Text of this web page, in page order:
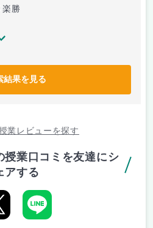
楽勝
結果を見る
業レビューを探す
授業口コミを友達にシ
アする